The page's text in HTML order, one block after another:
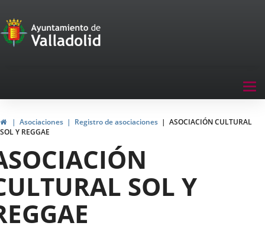
Portal
de
navegación
InicioAsociaciones Registro de asociaciones
ASOCIACIÓN CULTURAL
SOL Y REGGAE
SOL Y